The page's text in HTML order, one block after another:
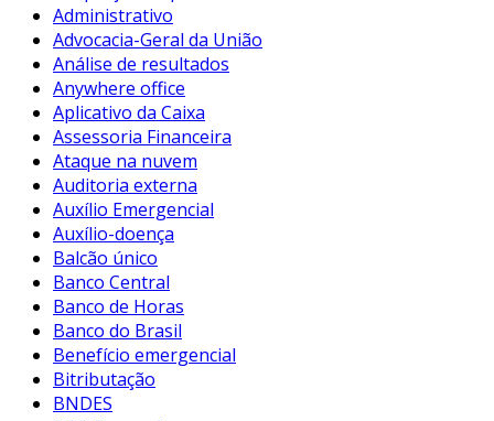
Administrativo
Advocacia-Geral da União
Análise de resultados
Anywhere office
Aplicativo da Caixa
Assessoria Financeira
Ataque na nuvem
Auditoria externa
Auxílio Emergencial
Auxílio-doença
Balcão único
Banco Central
Banco de Horas
Banco do Brasil
Benefício emergencial
Bitributação
BNDES